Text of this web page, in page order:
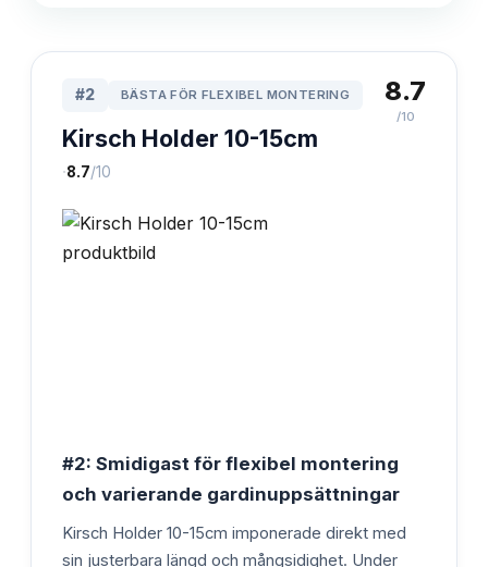
#2 BÄSTA FÖR FLEXIBEL MONTERING
Kirsch Holder 10-15cm
·8.7/10
8.7
/10
#2: Smidigast för flexibel montering
och varierande gardinuppsättningar
Kirsch Holder 10-15cm imponerade direkt med
sin justerbara längd och mångsidighet. Under